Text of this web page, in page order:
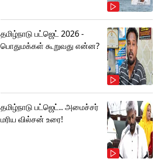
தமிழ்நாடு பட்ஜெட் 2026 -
பொதுமக்கள் கூறுவது என்ன?
தமிழ்நாடு பட்ஜெட்.. அமைச்சர்
மரிய வில்சன் உரை!